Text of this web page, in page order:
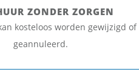
ZONDER ZORGEN
kosteloos worden gewijzigd of
geannuleerd.